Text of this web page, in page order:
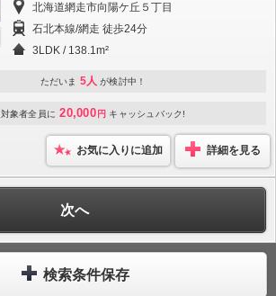
北海道網走市向陽ケ丘５丁目
石北本線/網走 徒歩24分
3LDK / 138.1m²
ただいま 5人 が検討中！
対象者全員に 20,000 円 キャッシュバック!
お気に入りに追加 詳細を見る
次へ
検索条件保存